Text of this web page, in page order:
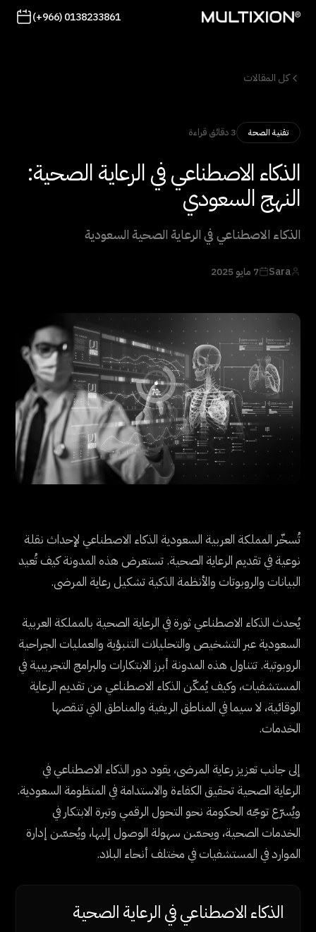
(+966) 0138233861
كل المقالات
تقنية الصحة 3 دقائق قراءة
الذكاء الاصطناعي في الرعاية الصحية:
النهج السعودي
الذكاء الاصطناعي في الرعاية الصحية السعودية
Sara 7 مايو 2025
تُسخّر المملكة العربية السعودية الذكاء الاصطناعي لإحداث نقلة
نوعية في تقديم الرعاية الصحية. تستعرض هذه المدونة كيف تُعيد
البيانات والروبوتات والأنظمة الذكية تشكيل رعاية المرضى.
يُحدث الذكاء الاصطناعي ثورة في الرعاية الصحية بالمملكة العربية
السعودية عبر التشخيص والتحليلات التنبؤية والعمليات الجراحية
الروبوتية. تتناول هذه المدونة أبرز الابتكارات والبرامج التجريبية في
المستشفيات، وكيف يُمكّن الذكاء الاصطناعي من تقديم الرعاية
الوقائية، لا سيما في المناطق الريفية والمناطق التي تنقصها
الخدمات.
إلى جانب تعزيز رعاية المرضى، يقود دور الذكاء الاصطناعي في
الرعاية الصحية تحقيق الكفاءة والاستدامة في المنظومة السعودية.
ويُسرّع توجّه الحكومة نحو التحول الرقمي وتيرة الابتكار في
الخدمات الصحية، ويحسّن سهولة الوصول إليها، ويُحسّن إدارة
الموارد في المستشفيات في مختلف أنحاء البلاد.
الذكاء الاصطناعي في الرعاية الصحية